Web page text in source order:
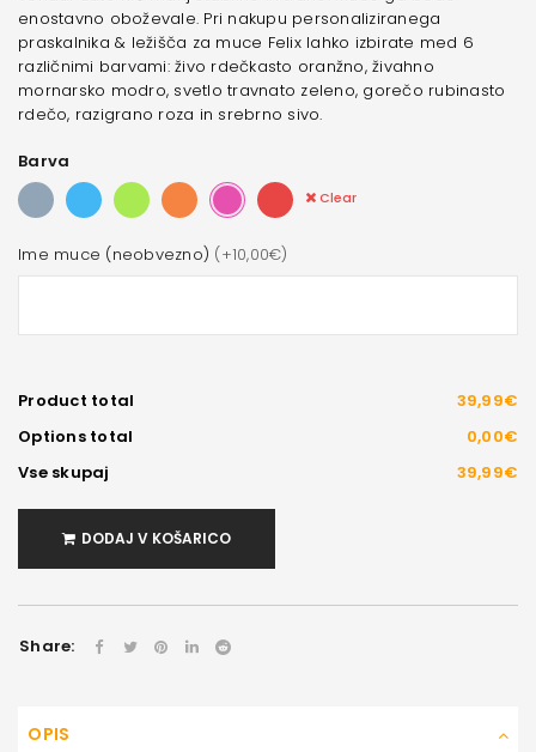
enostavno oboževale. Pri nakupu personaliziranega
praskalnika & ležišča za muce Felix lahko izbirate med 6
različnimi barvami: živo rdečkasto oranžno, živahno
mornarsko modro, svetlo travnato zeleno, gorečo rubinasto
rdečo, razigrano roza in srebrno sivo.
Barva
Clear
Ime muce (neobvezno) (+10,00€)
Product total
39,99€
Options total
0,00€
Vse skupaj
39,99€
DODAJ V KOŠARICO
Share:
OPIS